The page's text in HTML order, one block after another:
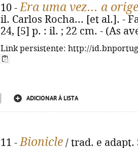
10 -Era uma vez... a
il. Carlos Rocha... [et al.]. -
24, [5] p. : il. ; 22 cm. - (As
Link persistente: http://
ADICIONAR À LISTA
11 -Bionicle / trad. e adapt.